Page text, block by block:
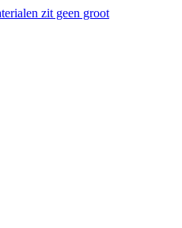
zit geen groot